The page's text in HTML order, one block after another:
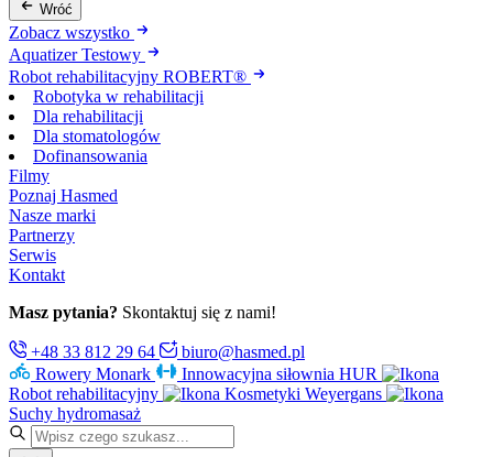
Wróć
Zobacz wszystko
Aquatizer Testowy
Robot rehabilitacyjny ROBERT®
Robotyka w rehabilitacji
Dla rehabilitacji
Dla stomatologów
Dofinansowania
Filmy
Poznaj Hasmed
Nasze marki
Partnerzy
Serwis
Kontakt
Masz pytania? Skontaktuj się z nami!
+48 33 812 29 64
biuro@hasmed.pl
Rowery Monark
Innowacyjna siłownia HUR
Robot rehabilitacyjny
Kosmetyki Weyergans
Suchy hydromasaż